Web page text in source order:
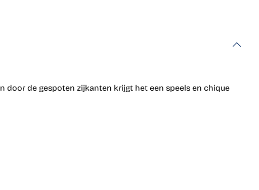
door de gespoten zijkanten krijgt het een speels en chique